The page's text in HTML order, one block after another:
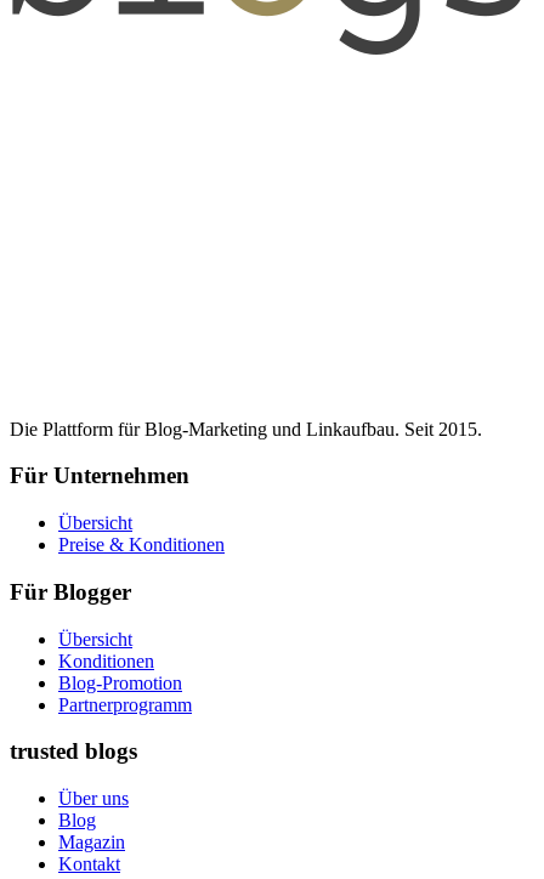
Die Plattform für Blog-Marketing und Linkaufbau. Seit 2015.
Für Unternehmen
Übersicht
Preise & Konditionen
Für Blogger
Übersicht
Konditionen
Blog-Promotion
Partnerprogramm
trusted blogs
Über uns
Blog
Magazin
Kontakt